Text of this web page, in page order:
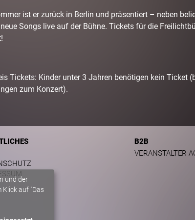
ist er zurück in Berlin und präsentiert – neben
Songs live auf der Bühne. Tickets für die
Tickets: Kinder unter 3 Jahren benötigen kein Ticket
zum Konzert).
B2B
VERANSTALTER
und der
auf "Das